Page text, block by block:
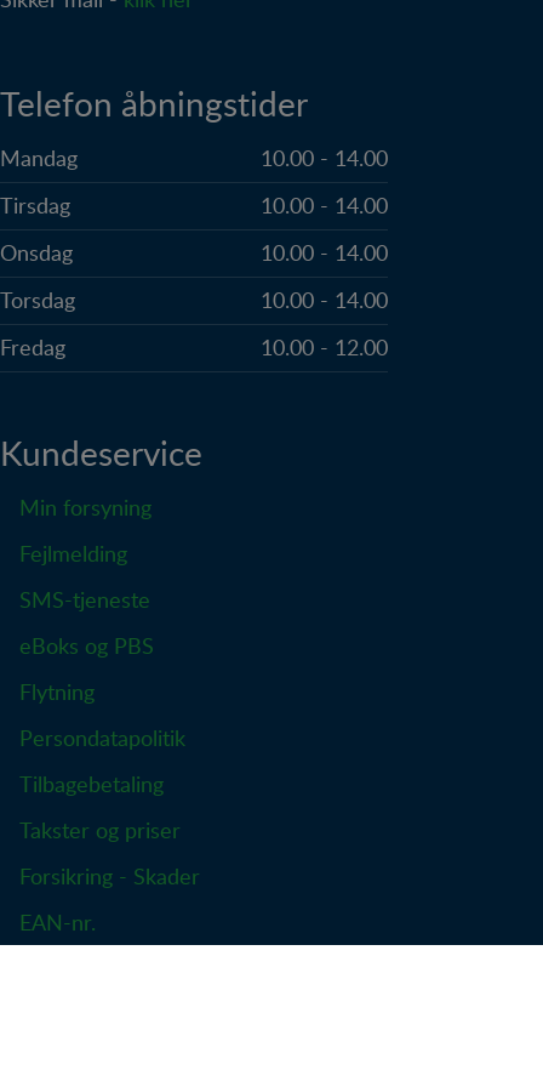
Telefon åbningstider
Mandag
10.00 - 14.00
Tirsdag
10.00 - 14.00
Onsdag
10.00 - 14.00
Torsdag
10.00 - 14.00
Fredag
10.00 - 12.00
Kundeservice
Min forsyning
Fejlmelding
SMS-tjeneste
eBoks og PBS
Flytning
Persondatapolitik
Tilbagebetaling
Takster og priser
Forsikring - Skader
EAN-nr.
hjemmesider og registrerer, hvad brugeren
indhold, som kan være interessant for den enkelte
bruger.